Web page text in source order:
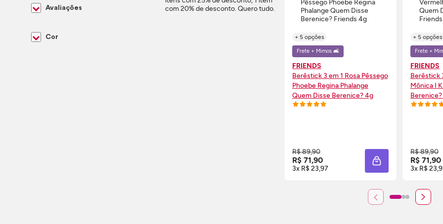
+ 5 opções
Frete + Mimos 🛋️
FRIENDS
Berêstick 3 em 1 Rosa Pêssego
Phoebe Regina Phalange
Quem Disse Berenice? 4g
R$ 89,90
R$ 71,90
3x R$ 23,97
COMPRE AGORA ❯
ADICIONAR À
+ 5 opções
Frete +
FRIENDS
Berêstick
Mônica I
R$ 89,90
R$ 71,90
3x R$
Avaliações
Cor